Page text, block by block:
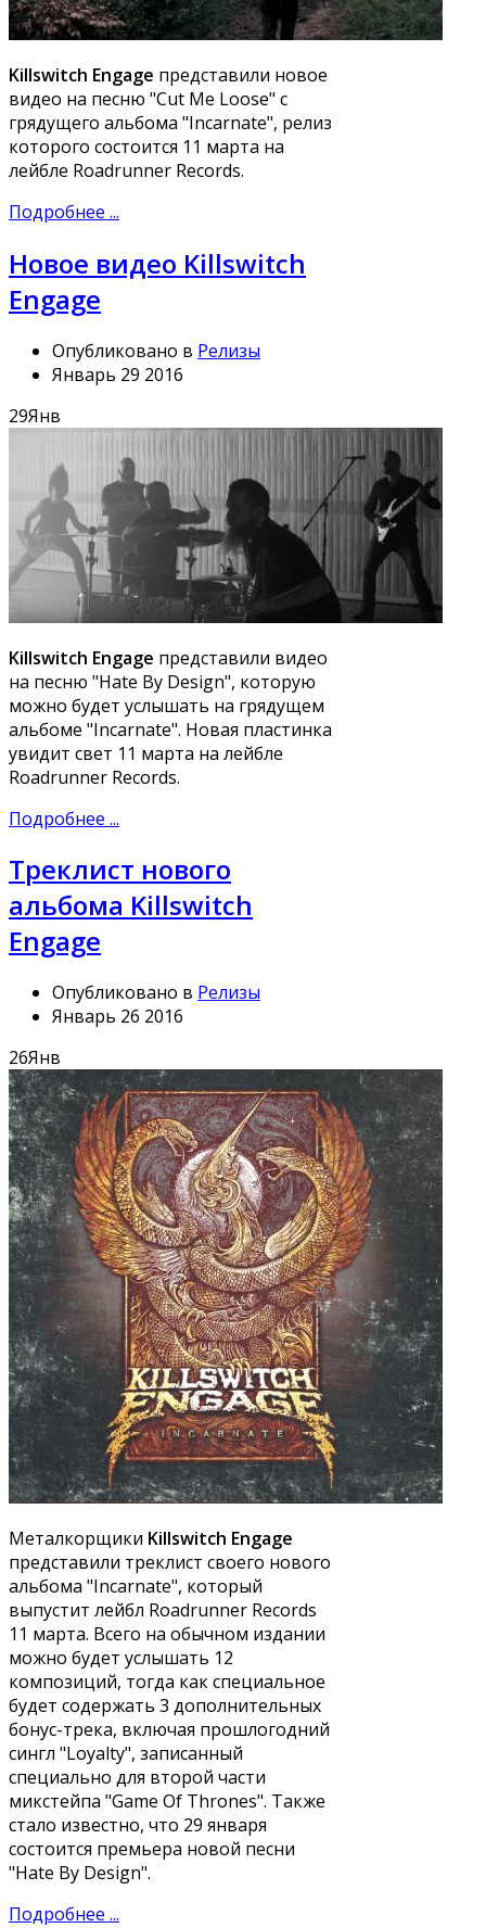
Killswitch Engage представили новое
видео на песню "Cut Me Loose" с
грядущего альбома "Incarnate", релиз
которого состоится 11 марта на
лейбле Roadrunner Records.
Подробнее ...
Новое видео Killswitch
Engage
Опубликовано в Релизы
Январь 29 2016
29Янв
Killswitch Engage представили видео
на песню "Hate By Design", которую
можно будет услышать на грядущем
альбоме "Incarnate". Новая пластинка
увидит свет 11 марта на лейбле
Roadrunner Records.
Подробнее ...
Треклист нового
альбома Killswitch
Engage
Опубликовано в Релизы
Январь 26 2016
26Янв
Металкорщики Killswitch Engage
представили треклист своего нового
альбома "Incarnate", который
выпустит лейбл Roadrunner Records
11 марта. Всего на обычном издании
можно будет услышать 12
композиций, тогда как специальное
будет содержать 3 дополнительных
бонус-трека, включая прошлогодний
сингл "Loyalty", записанный
специально для второй части
микстейпа "Game Of Thrones". Также
стало известно, что 29 января
состоится премьера новой песни
"Hate By Design".
Подробнее ...